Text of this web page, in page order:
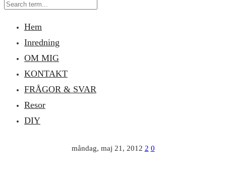
Hem
Inredning
OM MIG
KONTAKT
FRÅGOR & SVAR
Resor
DIY
måndag, maj 21, 2012 2 0